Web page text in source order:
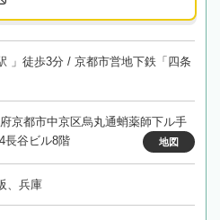
」徒歩3分 / 京都市営地下鉄「四条
京都市中京区烏丸通蛸薬師下ル手
長谷ビル8階
地図
、兵庫